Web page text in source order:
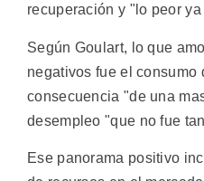
recuperación y "lo peor ya
Según Goulart, lo que
negativos fue el consumo
consecuencia "de una
desempleo "que no fue
Ese panorama positivo